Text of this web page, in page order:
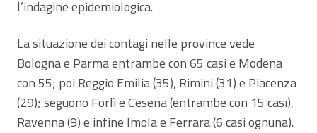
l’indagine epidemiologica.
La situazione dei contagi nelle province vede
Bologna e Parma entrambe con 65 casi e Modena
con 55; poi Reggio Emilia (35), Rimini (31) e Piacenza
(29); seguono Forlì e Cesena (entrambe con 15 casi),
Ravenna (9) e infine Imola e Ferrara (6 casi ognuna).